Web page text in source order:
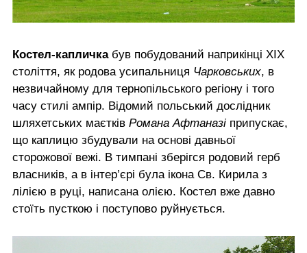
Костел-капличка був побудований наприкінці ХІХ
століття, як родова усипальниця Чарковських, в
незвичайному для тернопільського регіону і того
часу стилі ампір. Відомий польський дослідник
шляхетських маєтків Романа Афтаназі припускає,
що каплицю збудували на основі давньої
сторожової вежі. В тимпані зберігся родовий герб
власників, а в інтер’єрі була ікона Св. Кирила з
лілією в руці, написана олією. Костел вже давно
стоїть пусткою і поступово руйнується.